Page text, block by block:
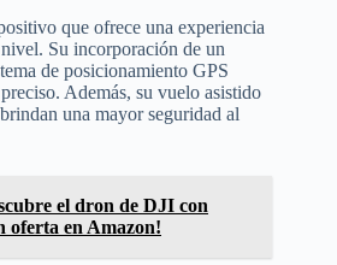
que ofrece una experiencia
Su incorporación de un
de posicionamiento GPS
Además, su vuelo asistido
una mayor seguridad al
el dron de DJI con
oferta en Amazon!